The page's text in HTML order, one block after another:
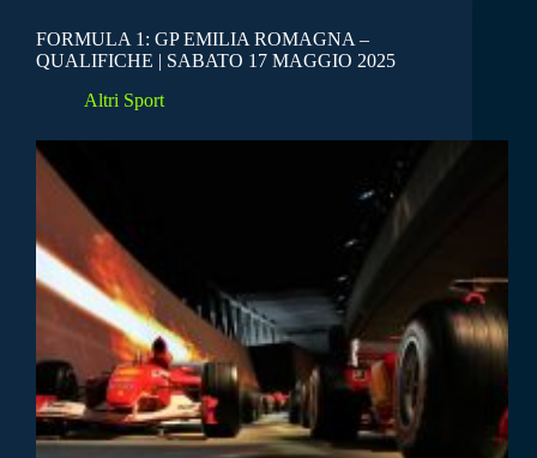
FORMULA 1: GP EMILIA ROMAGNA –
QUALIFICHE | SABATO 17 MAGGIO 2025
Altri Sport